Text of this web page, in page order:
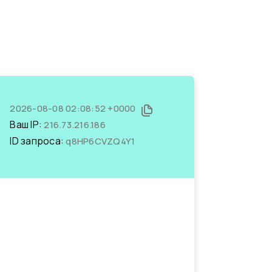
2026-08-08 02:08:52 +0000
Ваш IP:216.73.216.186
ID запроса:q8HP6CVZQ4Y1